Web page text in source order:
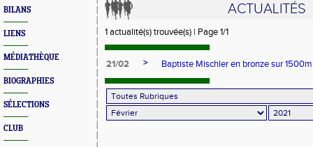
BILANS
LIENS
MÉDIATHÈQUE
BIOGRAPHIES
SÉLECTIONS
CLUB
ACTUALITÉS
1 actualité(s) trouvée(s) | Page 1/1
21/02 > Baptiste Mischler en bronze sur